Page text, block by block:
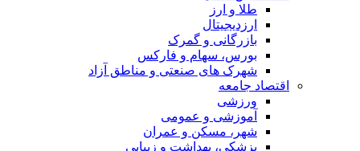
طلا و ارز
ارزدیجیتال
بازرگانی و گمرک
بورس، سهام و فارکس
شهرک های صنعتی و مناطق آزاد
اقتصاد جامعه
ورزشی
آموزشی و عمومی
شهر، مسکن و عمران
پزشکی، بهداشت و زیبایی